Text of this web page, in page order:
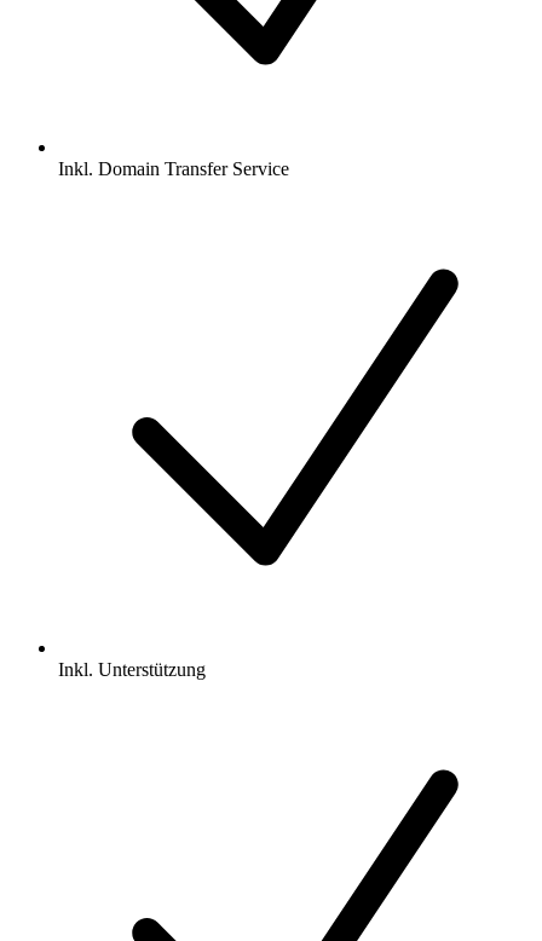
Inkl. Domain Transfer Service
Inkl. Unterstützung